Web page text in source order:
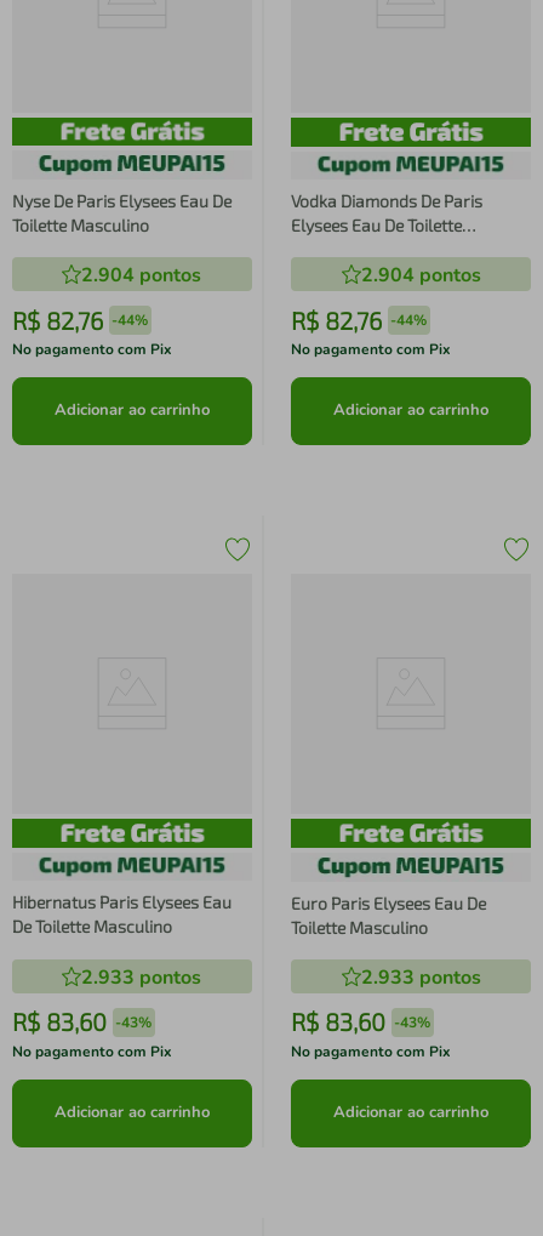
Nyse De Paris Elysees Eau De
Toilette Masculino
2.904 pontos
R$ 82,76 -44%
No pagamento com Pix
Adicionar ao carrinho
Vodka Diamonds De Paris
Elysees Eau De Toilette
2.904 pontos
R$ 82,76 -44%
No pagamento com Pix
Adicionar ao carrinho
Hibernatus Paris Elysees Eau
De Toilette Masculino
2.933 pontos
R$ 83,60 -43%
No pagamento com Pix
Adicionar ao carrinho
Euro Paris Elysees Eau De
Toilette Masculino
2.933 pontos
R$ 83,60 -43%
No pagamento com Pix
Adicionar ao carrinho